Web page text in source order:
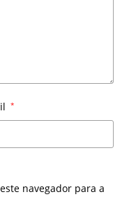
*
navegador para a